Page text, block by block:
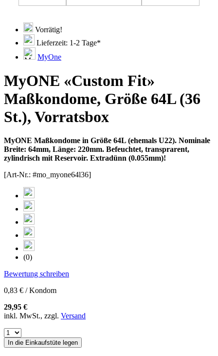
Vorrätig!
Lieferzeit: 1-2 Tage*
MyOne
MyONE «Custom Fit»
Maßkondome, Größe 64L (36
St.), Vorratsbox
MyONE Maßkondome in Größe 64L (ehemals U22). Nominale
Breite: 64mm, Länge: 220mm. Befeuchtet, transprarent,
zylindrisch mit Reservoir. Extradünn (0.055mm)!
[Art-Nr.: #mo_myone64l36]
(0)
Bewertung schreiben
0,83 € / Kondom
29,95 €
inkl. MwSt., zzgl. Versand
In die Einkaufstüte legen